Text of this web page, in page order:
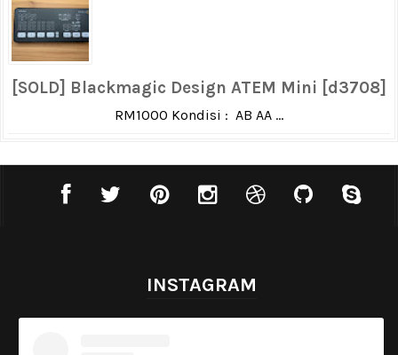
[SOLD] Blackmagic Design ATEM Mini [d3708]
RM1000 Kondisi : AB AA ...
INSTAGRAM